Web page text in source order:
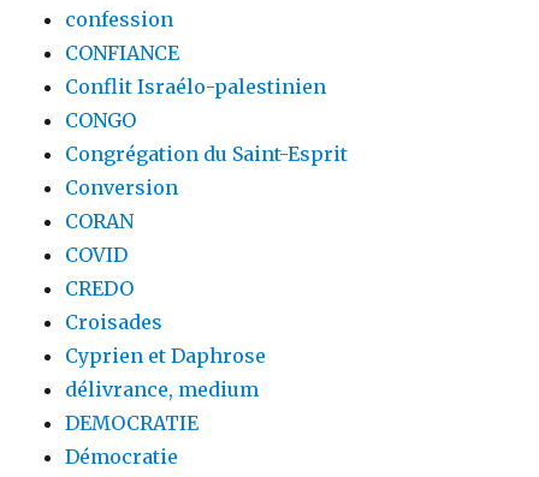
confession
CONFIANCE
Conflit Israélo-palestinien
CONGO
Congrégation du Saint-Esprit
Conversion
CORAN
COVID
CREDO
Croisades
Cyprien et Daphrose
délivrance, medium
DEMOCRATIE
Démocratie